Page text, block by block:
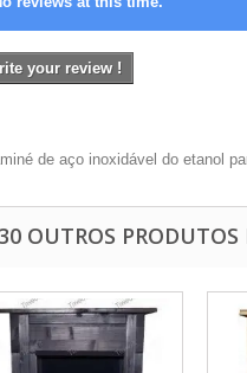
your review !
de aço inoxidável do etanol
30 OUTROS